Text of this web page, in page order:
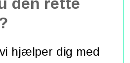
den rette
hjælper dig med